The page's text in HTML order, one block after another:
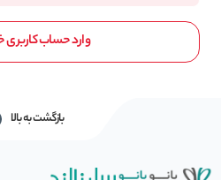
وارد حساب
بازگشت به بالا